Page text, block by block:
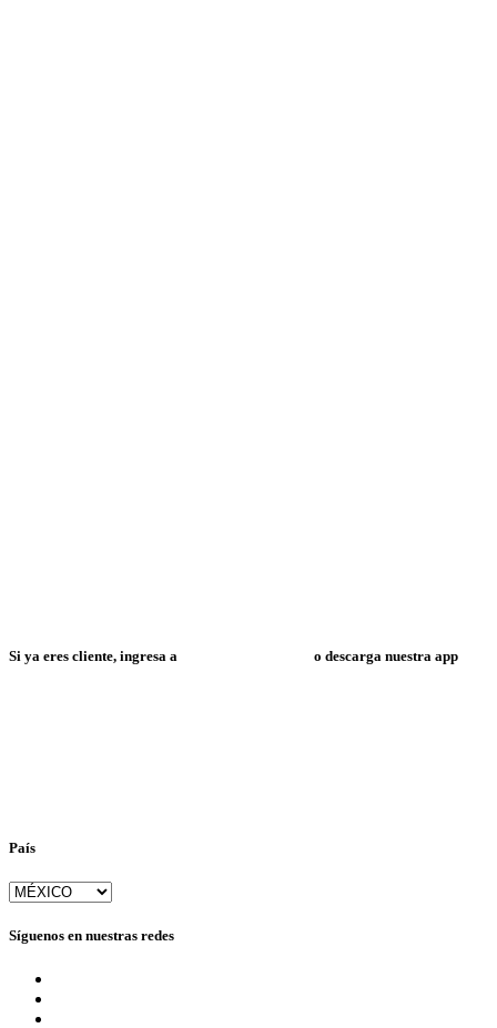
Si ya eres cliente, ingresa a o descarga nuestra app
País
Síguenos en nuestras redes